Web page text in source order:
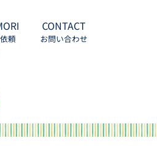
頼
CONTACT
お問い合わせ